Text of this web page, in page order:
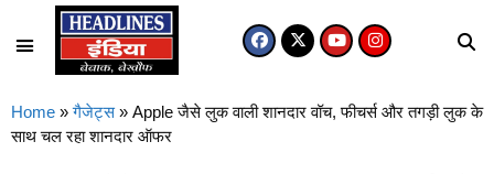
Home » गैजेट्स » Apple जैसे लुक वाली शानदार वॉच, फीचर्स और तगड़ी लुक के
साथ चल रहा शानदार ऑफर